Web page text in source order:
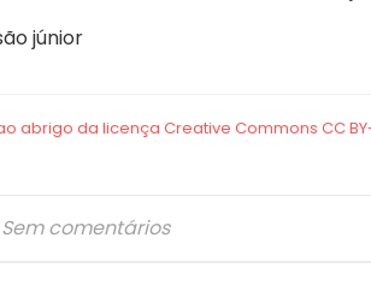
júnior
Sem comentários